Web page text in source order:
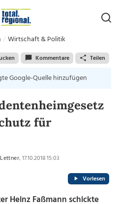
Wirtschaft & Politik
Kommentare Teilen
Google-Quelle hinzufügen
für
, 17.10.2018 15:03
Vorlesen
Heinz Faßmann schickte